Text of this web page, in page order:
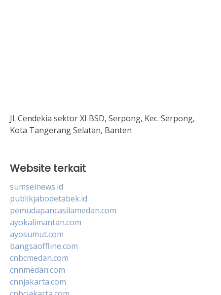
Jl. Cendekia sektor XI BSD, Serpong, Kec. Serpong,
Kota Tangerang Selatan, Banten
Website terkait
sumselnews.id
publikjabodetabek.id
pemudapancasilamedan.com
ayokalimantan.com
ayosumut.com
bangsaoffline.com
cnbcmedan.com
cnnmedan.com
cnnjakarta.com